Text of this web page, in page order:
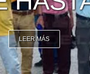
LEER MÁS